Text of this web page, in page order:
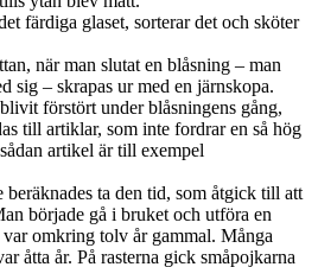
färdiga glaset, sorterar det och sköter
när man slutat en blåsning – man
sig – skrapas ur med en järnskopa.
förstört under blåsningens gång,
till artiklar, som inte fordrar en så hög
artikel är till exempel
beräknades ta den tid, som åtgick till att
började gå i bruket och utföra en
var omkring tolv år gammal. Många
åtta år. På rasterna gick småpojkarna